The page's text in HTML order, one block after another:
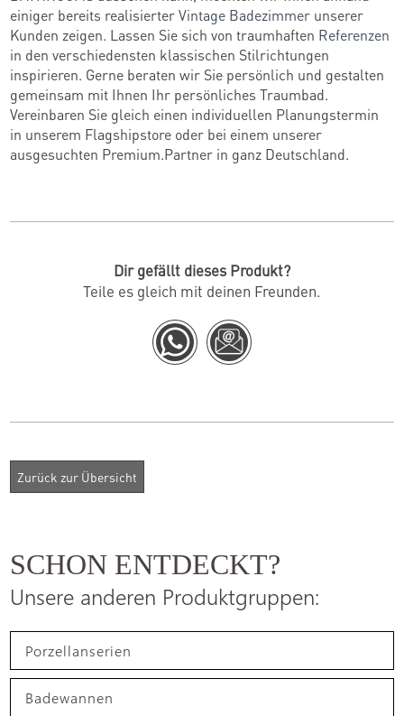
einiger bereits realisierterVintage Badezimmer unserer
Kunden zeigen. Lassen Sie sich von traumhaften Referenzen
in den verschiedensten klassischen Stilrichtungen
inspirieren. Gerne beraten wir Sie persönlich und gestalten
gemeinsam mit Ihnen Ihr persönliches Traumbad.
Vereinbaren Sie gleich einen individuellen Planungstermin
in unserem Flagshipstore oder bei einem unserer
ausgesuchten Premium.Partner in ganz Deutschland.
Dir gefällt dieses Produkt?
Teile es gleich mit deinen Freunden.
SCHON ENTDECKT?
Unsere anderen Produktgruppen:
Porzellanserien
Badewannen